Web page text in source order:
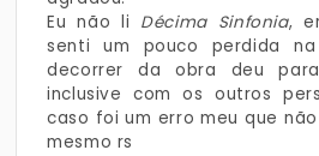
Eu não li Décima Sinfonia,
senti um pouco perdida
decorrer da obra deu
inclusive com os outros
caso foi um erro meu que
mesmo rs